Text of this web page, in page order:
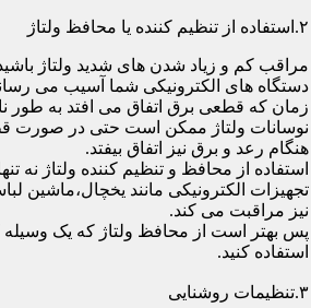
۲.استفاده از تنظیم کننده یا محافظ ولتاژ
مراقب کم و زیاد شدن های شدید ولتاژ
دستگاه های الکترونیکی شما آسیب می
زمان که قطعی برق اتفاق می افتد به طور
نوسانات ولتاژ ممکن است حتی در صورت
هنگام رعد و برق نیز اتفاق بیفتد.
استفاده از محافظ و تنظیم کننده ولتاژ نه
تجهیزات الکترونیکی مانند یخچال،ماشین
نیز مراقبت می کند.
پس بهتر است از محافظ ولتاژ که یک
استفاده کنید.
۳.تنظیمات روشنایی